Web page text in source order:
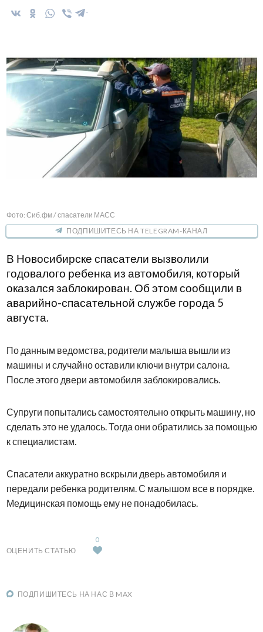
Фото: Сиб.фм / спасатели МАСС
ПОДПИШИТЕСЬ НА TELEGRAM-КАНАЛ
В Новосибирске спасатели вызволили
годовалого ребенка из автомобиля, который
оказался заблокирован. Об этом сообщили в
аварийно-спасательной службе города 5
августа.
По данным ведомства, родители малыша вышли из
машины и случайно оставили ключи внутри салона.
После этого двери автомобиля заблокировались.
Супруги попытались самостоятельно открыть машину, но
сделать это не удалось. Тогда они обратились за помощью
к специалистам.
Спасатели аккуратно вскрыли дверь автомобиля и
передали ребенка родителям. С малышом все в порядке.
Медицинская помощь ему не понадобилась.
ОЦЕНИТЬ СТАТЬЮ
0
ПОДПИШИТЕСЬ НА НАС В MAX